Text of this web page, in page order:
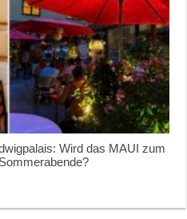
Wird das MAUI zum